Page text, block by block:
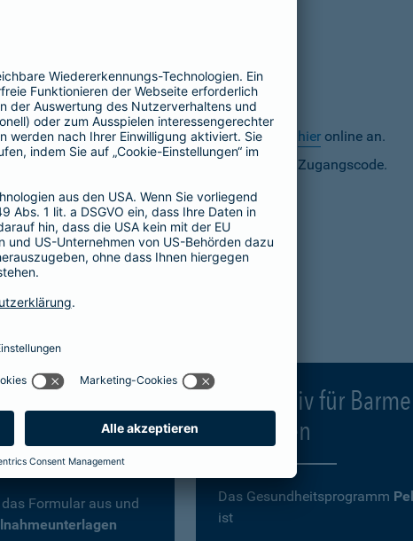
), per E-Mail (vida@barmenia.de) oder direkt hier online an.
sich mit Ihren persönlichen Daten und dem Zugangscode.
Formular aus und
Exklusiv für
Kunden
Das Gesundheitsprogramm
ist